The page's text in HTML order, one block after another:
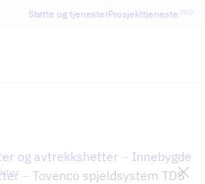
bostadssektion håller
29–31. Storköksverksamheten
Støtte og tjenesterProsjekttjeneste PRO
og avtrekkshetter – Innebygde
– Tovenco spjeldsystem TDS